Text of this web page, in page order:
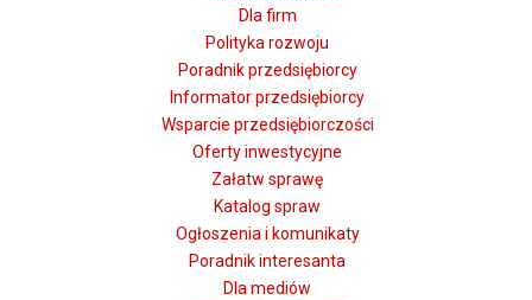
Dla firm
Polityka rozwoju
Poradnik przedsiębiorcy
Informator przedsiębiorcy
Wsparcie przedsiębiorczości
Oferty inwestycyjne
Załatw sprawę
Katalog spraw
Ogłoszenia i komunikaty
Poradnik interesanta
Dla mediów